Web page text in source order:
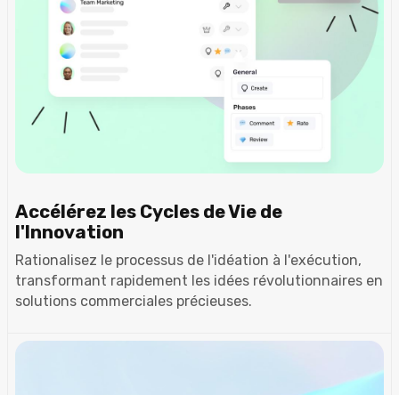
Accélérez les Cycles de Vie de
l'Innovation
Rationalisez le processus de l'idéation à l'exécution,
transformant rapidement les idées révolutionnaires en
solutions commerciales précieuses.